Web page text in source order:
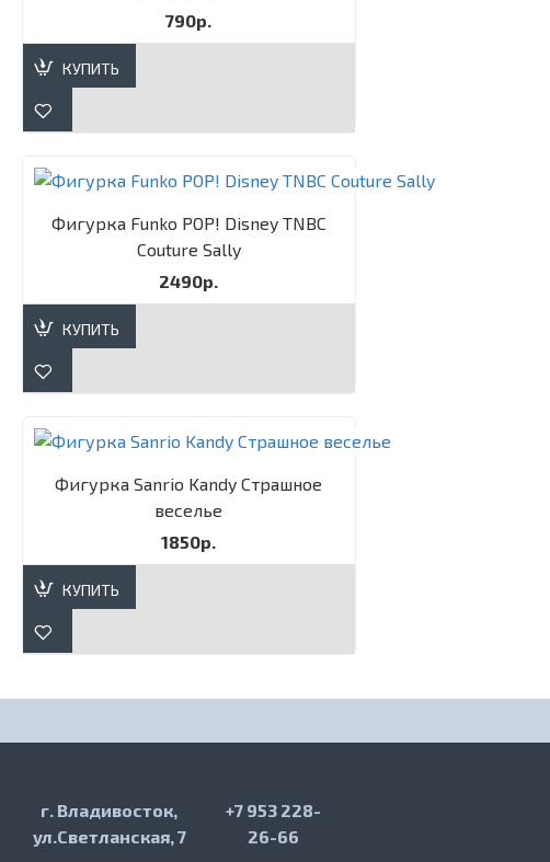
790р.
КУПИТЬ
Фигурка Funko POP! Disney TNBC
Couture Sally​
2490р.
КУПИТЬ
Фигурка Sanrio Kandy Страшное
веселье
1850р.
КУПИТЬ
г. Владивосток,
ул.Светланская, 7
+7 953 228-
26-66